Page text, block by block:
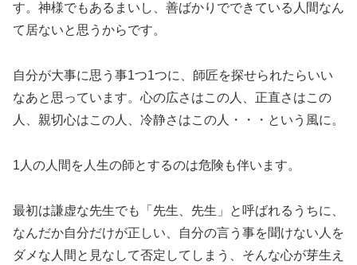
す。神様でもあるまいし、善ばかりでできている人間なん
て居ないと思うからです。
自分が大事に思う事1つ1つに、師匠を探せられたらいい
なあと思っています。心の広さはこの人、正直さはこの
人、親切心はこの人、冷静さはこの人・・・という風に。
1人の人間を人生の師とするのは危険も伴います。
最初は謙虚な先生でも「先生、先生」と呼ばれるうちに、
なんだか自分だけが正しい、自分の言う事を聞けない人を
ダメな人間と見なして否定してしまう、そんな心が芽生え